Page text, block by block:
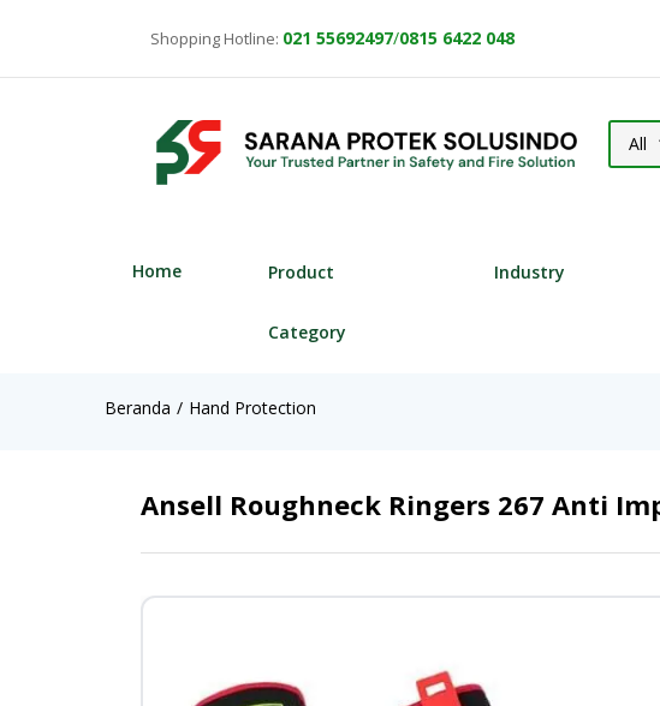
Shopping Hotline: 021 55692497/0815 6422 048
All
Home Product
Category
Industry
Beranda Hand Protection
Ansell Roughneck Ringers 267 Anti